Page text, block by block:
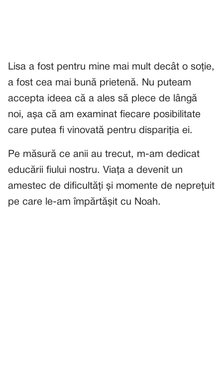
Lisa a fost pentru mine mai mult decât o soție,
a fost cea mai bună prietenă. Nu puteam
accepta ideea că a ales să plece de lângă
noi, așa că am examinat fiecare posibilitate
care putea fi vinovată pentru dispariția ei.
Pe măsură ce anii au trecut, m-am dedicat
educării fiului nostru. Viața a devenit un
amestec de dificultăți și momente de neprețuit
pe care le-am împărtășit cu Noah.